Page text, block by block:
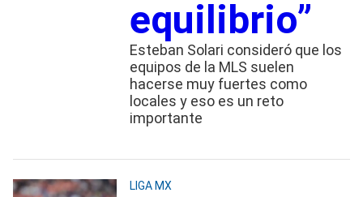
equilibrio”
Esteban Solari consideró que los
equipos de la MLS suelen
hacerse muy fuertes como
locales y eso es un reto
importante
LIGA MX